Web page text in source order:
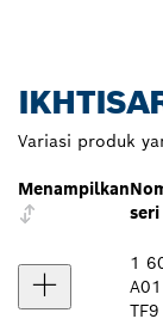
Variasi produk
Menampilkan
seri
1
A01
TF9